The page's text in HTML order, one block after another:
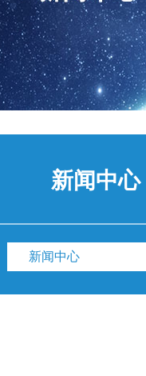
新闻中心
新闻中心